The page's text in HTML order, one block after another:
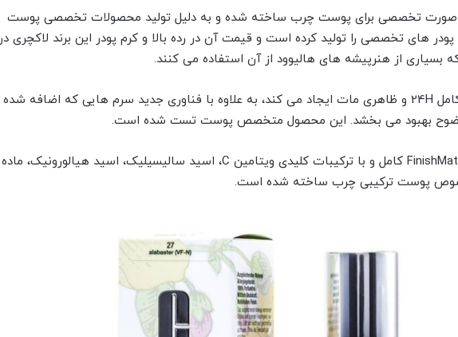
صورت تخصصی برای پوست چرب ساخته شده و به دلیل تولید محصولات تخصصی پوست
پودر های تخصصی را تولید کرده است و قیمت آن در رده بالا و کرم پودر این برند لاکچری در
بسیاری از هنرپیشه های هالیوود از آن استفاده می کنند.
کرم پودر با پوشش کامل 24H و ظاهری مات ایجاد می کند، به علاوه با فناوری جدید سرم هایی که اضافه شده
بهبود می بخشد. این محصول متخصص پوست تست شده است.
پوشش FinishMatteCoverage کامل و با ترکیبات کلیدی ویتامین C، اسید سالیسیلیک، اسید هیالورونیک، ماده